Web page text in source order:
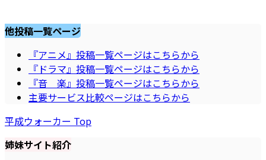
他投稿一覧ページ
『アニメ』投稿一覧ページはこちらから
『ドラマ』投稿一覧ページはこちらから
『音 楽』投稿一覧ページはこちらから
主要サービス比較ページはこちらから
平成ウォーカー Top
姉妹サイト紹介